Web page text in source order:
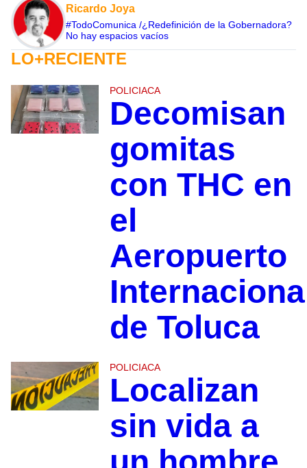
Ricardo Joya
#TodoComunica /¿Redefinición de la Gobernadora?
No hay espacios vacíos
LO+RECIENTE
POLICIACA
Decomisan
gomitas
con THC en
el
Aeropuerto
de Toluca
POLICIACA
Localizan
sin vida a